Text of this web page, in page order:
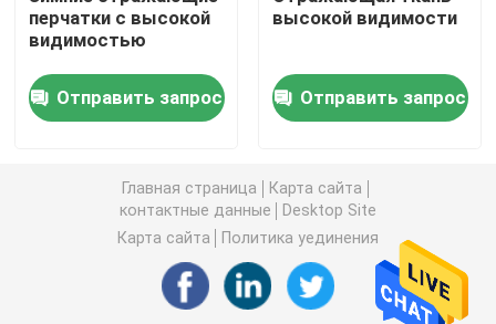
Отражательная пряжа потока
Фильм передачи тепла
Аксессуары Workwear
Отражательная ткань радуги
перчатки с высокой
видимостью
Отправить запрос
высокой видимости
Отправить запрос
Главная страница
Карта сайта
контактные данные
Desktop Site
Карта сайта
Политика уединения